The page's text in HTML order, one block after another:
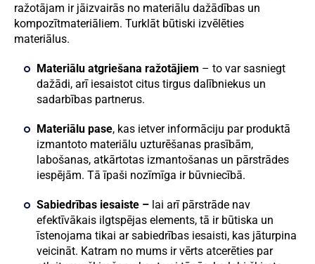
ražotājam ir jāizvairās no materiālu dažādības un
kompozītmateriāliem. Turklāt būtiski izvēlēties
materiālus.
Materiālu atgriešana ražotājiem – to var sasniegt
dažādi, arī iesaistot citus tirgus dalībniekus un
sadarbības partnerus.
Materiālu pase, kas ietver informāciju par produktā
izmantoto materiālu uzturēšanas prasībām,
labošanas, atkārtotas izmantošanas un pārstrādes
iespējām. Tā īpaši nozīmīga ir būvniecībā.
Sabiedrības iesaiste – lai arī pārstrāde nav
efektīvākais ilgtspējas elements, tā ir būtiska un
īstenojama tikai ar sabiedrības iesaisti, kas jāturpina
veicināt. Katram no mums ir vērts atcerēties par